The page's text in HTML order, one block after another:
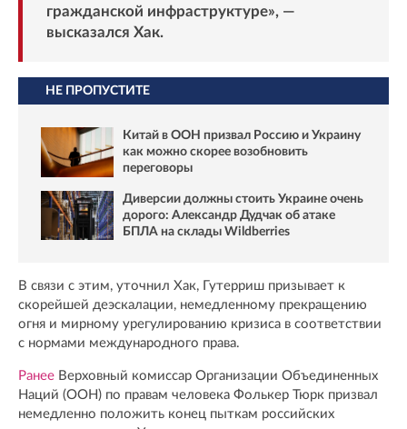
гражданской инфраструктуре», —
высказался Хак.
НЕ ПРОПУСТИТЕ
Китай в ООН призвал Россию и Украину
как можно скорее возобновить
переговоры
Диверсии должны стоить Украине очень
дорого: Александр Дудчак об атаке
БПЛА на склады Wildberries
В связи с этим, уточнил Хак, Гутерриш призывает к
скорейшей деэскалации, немедленному прекращению
огня и мирному урегулированию кризиса в соответствии
с нормами международного права.
Ранее Верховный комиссар Организации Объединенных
Наций (ООН) по правам человека Фолькер Тюрк призвал
немедленно положить конец пыткам российских